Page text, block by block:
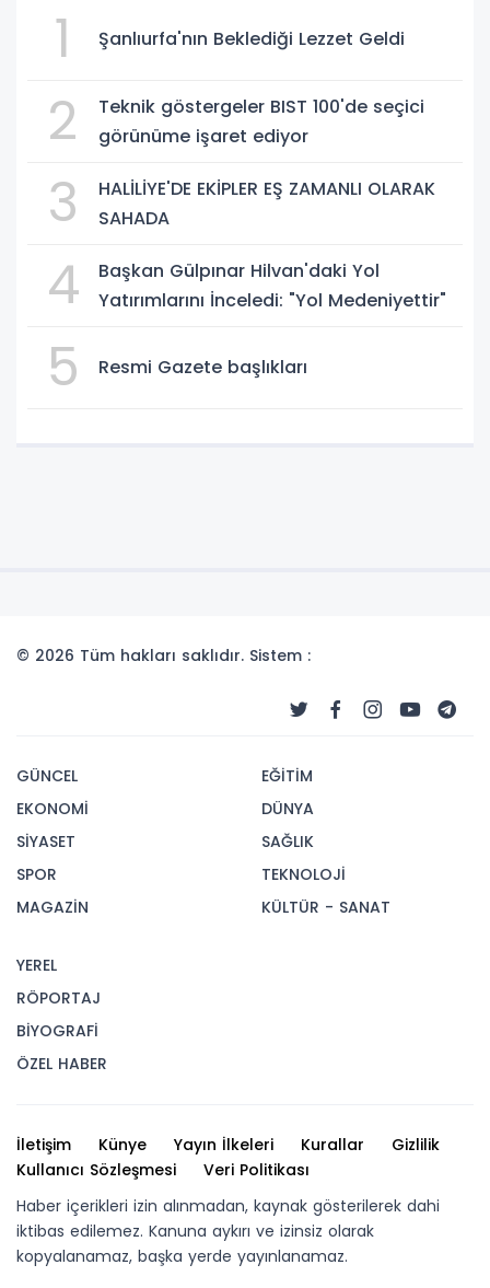
1 Şanlıurfa'nın Beklediği Lezzet Geldi
2
Teknik göstergeler BIST 100'de seçici
görünüme işaret ediyor
3
HALİLİYE'DE EKİPLER EŞ ZAMANLI OLARAK
SAHADA
4
Başkan Gülpınar Hilvan'daki Yol
Yatırımlarını İnceledi: "Yol Medeniyettir"
5 Resmi Gazete başlıkları
© 2026 Tüm hakları saklıdır. Sistem :
GÜNCEL
EKONOMİ
SİYASET
SPOR
MAGAZİN
EĞİTİM
DÜNYA
SAĞLIK
TEKNOLOJİ
KÜLTÜR - SANAT
YEREL
RÖPORTAJ
BİYOGRAFİ
ÖZEL HABER
İletişim Künye Yayın İlkeleri Kurallar
Gizlilik
Kullanıcı Sözleşmesi
Veri Politikası
Haber içerikleri izin alınmadan, kaynak gösterilerek dahi
iktibas edilemez. Kanuna aykırı ve izinsiz olarak
kopyalanamaz, başka yerde yayınlanamaz.